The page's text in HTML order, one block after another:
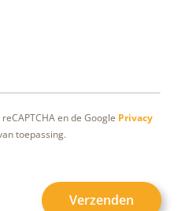
en de Google Privacy
toepassing.
Verzenden